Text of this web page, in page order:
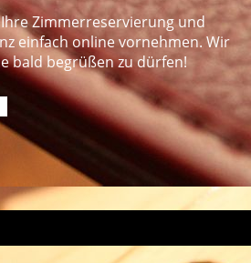
Zimmerreservierung und
einfach online vornehmen. Wir
bald begrüßen zu dürfen!